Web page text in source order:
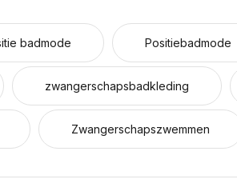
badmode Positiebadmode
zwangerschapsbadkleding
Zwangerschapszwemmen